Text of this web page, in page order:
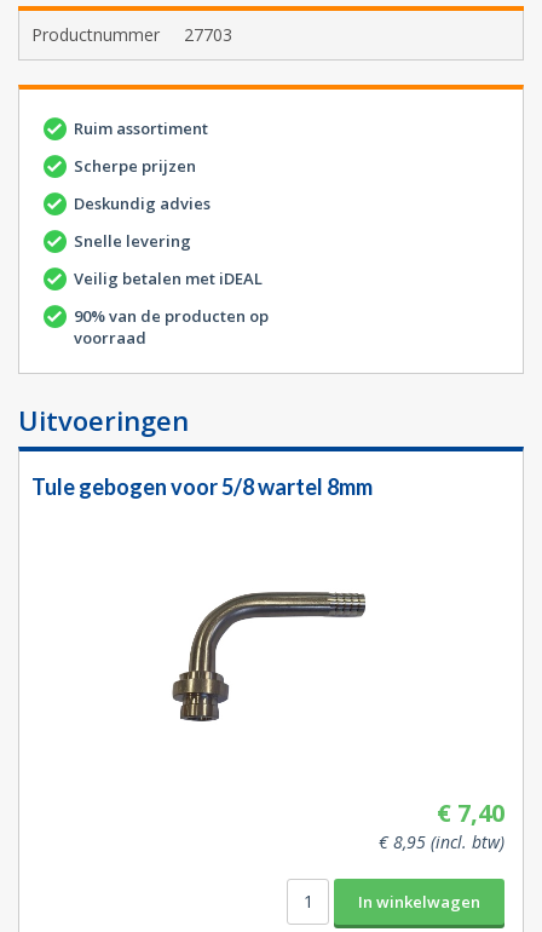
Productnummer 27703
Ruim assortiment
Scherpe prijzen
Deskundig advies
Snelle levering
Veilig betalen met iDEAL
90% van de producten op
voorraad
Uitvoeringen
Tule gebogen voor 5/8 wartel 8mm
€ 7,40
€ 8,95 (incl. btw)